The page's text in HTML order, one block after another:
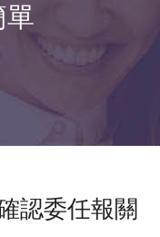
單
認委任報關